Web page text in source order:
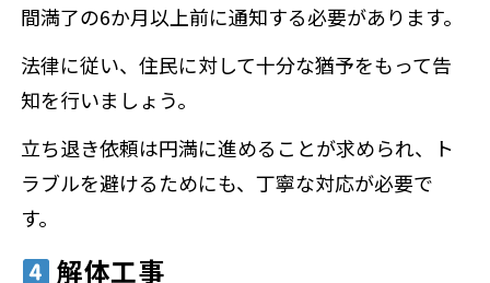
間満了の6か月以上前に通知する必要があります。
法律に従い、住民に対して十分な猶予をもって告
知を行いましょう。
立ち退き依頼は円満に進めることが求められ、ト
ラブルを避けるためにも、丁寧な対応が必要で
す。
解体工事